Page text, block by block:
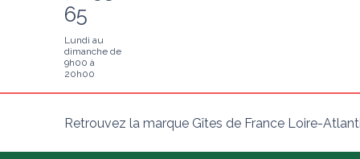
65
Lundi au
dimanche de
9h00 à
20h00
Retrouvez la marque Gîtes de France Loire-